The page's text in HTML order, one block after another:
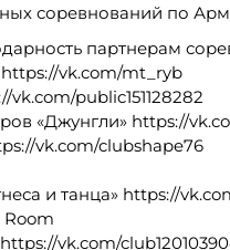
соревнований по
партнерам
https://vk.com/mt_ryb
public151128282
«Джунгли» https://
vk.com/clubshape76
и танца» https://
vk.com/